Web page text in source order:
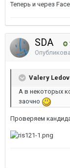
Теперь и через
SDA
Valery
А в некоторых
заочно
Проверяем